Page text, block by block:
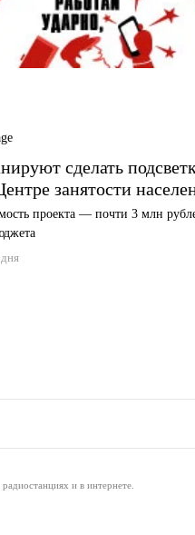
сделать
занятости
проекта — почти 3 млн
и в интернете.